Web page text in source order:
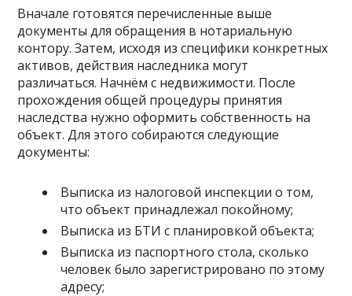
Вначале готовятся перечисленные выше
документы для обращения в нотариальную
контору. Затем, исходя из специфики конкретных
активов, действия наследника могут
различаться. Начнём с недвижимости. После
прохождения общей процедуры принятия
наследства нужно оформить собственность на
объект. Для этого собираются следующие
документы:
Выписка из налоговой инспекции о том,
что объект принадлежал покойному;
Выписка из БТИ с планировкой объекта;
Выписка из паспортного стола, сколько
человек было зарегистрировано по этому
адресу;